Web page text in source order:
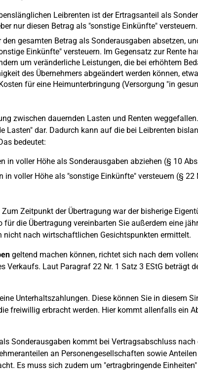
Leibrenten ist der Ertragsanteil als
nur diesen Betrag als "sonstige Einkünfte" versteuern.
gesamten Betrag als Sonderausgaben absetzen,
Einkünfte" versteuern. Im Gegensatz zur Rente
um veränderliche Leistungen, die bei erhöhtem
des Übernehmers abgeändert werden können,
für eine Heimunterbringung (Versorgung "in
zwischen dauernden Lasten und Renten
Lasten" dar. Dadurch kann auf die bei Leibrenten
bedeutet:
in voller Höhe als Sonderausgaben abziehen (§ 10
in voller Höhe als "sonstige Einkünfte" versteuern (§ 22
Zeitpunkt der Übertragung war der bisherige
die Übertragung vereinbarten Sie außerdem eine
nicht nach wirtschaftlichen Gesichtspunkten ermittelt.
geltend machen können, richtet sich nach dem
Verkaufs. Laut Paragraf 22 Nr. 1 Satz 3 EStG beträgt
Unterhaltszahlungen. Diese können Sie in diesem
freiwillig erbracht werden. Hier kommt allenfalls ein
Sonderausgaben kommt bei Vertragsabschluss
an Personengesellschaften sowie
Es muss sich zudem um "ertragbringende